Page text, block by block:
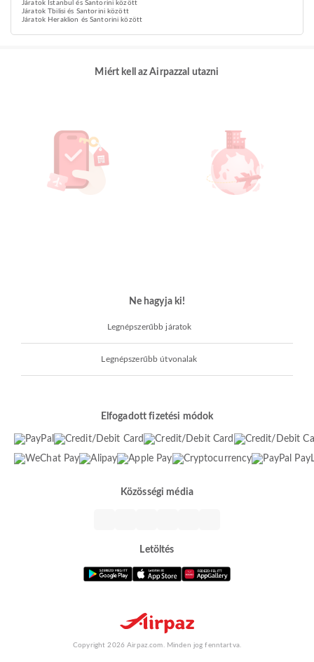
Járatok Istanbul és Santorini között
Járatok Tbilisi és Santorini között
Járatok Heraklion és Santorini között
Miért kell az Airpazzal utazni
Ne hagyja ki!
Legnépszerűbb járatok
Legnépszerűbb útvonalak
Elfogadott fizetési módok
Közösségi média
Letöltés
Copyright 2026 Airpaz.com. Minden jog fenntartva.